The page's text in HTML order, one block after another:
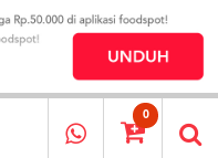
0